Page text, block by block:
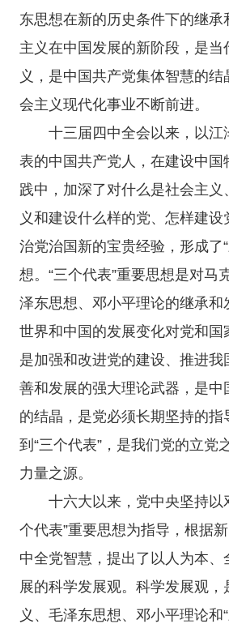
东思想在新的历史条件下的继承
主义在中国发展的新阶段，是当
义，是中国共产党集体智慧的
会主义现代化事业不断前进。
十三届四中全会以来，以江
表的中国共产党人，在建设中国
践中，加深了对什么是社会主义
义和建设什么样的党、怎样建设
治党治国新的宝贵经验，形成了
想。“三个代表”重要思想是对马
泽东思想、邓小平理论的继承和
世界和中国的发展变化对党和国
是加强和改进党的建设、推进我
善和发展的强大理论武器，是中
的结晶，是党必须长期坚持的指
到“三个代表”，是我们党的立党
力量之源。
十六大以来，党中央坚持以
个代表”重要思想为指导，根据
中全党智慧，提出了以人为本、
展的科学发展观。科学发展观，
义、毛泽东思想、邓小平理论和